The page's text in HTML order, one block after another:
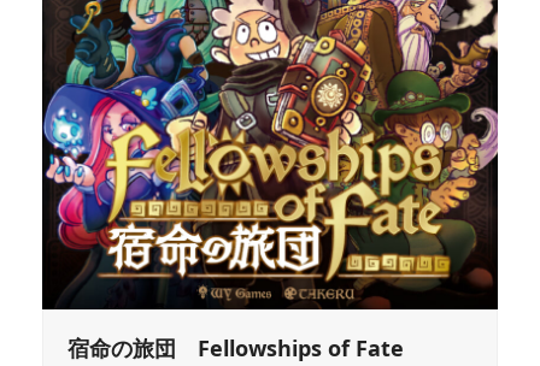
宿命の旅団 Fellowships of Fate